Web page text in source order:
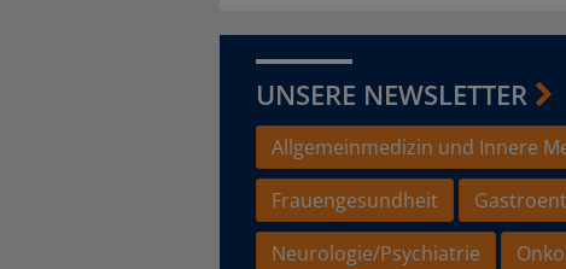
UNSERE NEWSLETTER
Allgemeinmedizin und Innere
Frauengesundheit
Neurologie/Psychiatrie